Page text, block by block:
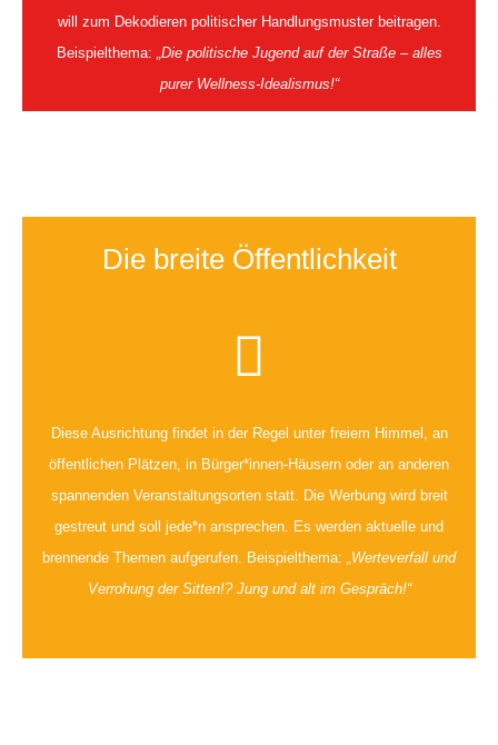
will zum Dekodieren politischer Handlungsmuster beitragen.
Beispielthema: „Die politische Jugend auf der Straße – alles
purer Wellness-Idealismus!“
Die breite Öffentlichkeit
Diese Ausrichtung findet in der Regel unter freiem Himmel, an
öffentlichen Plätzen, in Bürger*innen-Häusern oder an anderen
spannenden Veranstaltungsorten statt. Die Werbung wird breit
gestreut und soll jede*n ansprechen. Es werden aktuelle und
brennende Themen aufgerufen. Beispielthema: „Werteverfall und
Verrohung der Sitten!? Jung und alt im Gespräch!“